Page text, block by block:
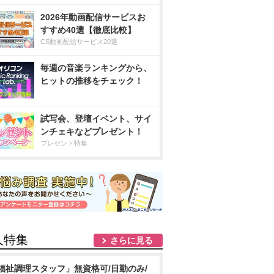
2026年動画配信サービスお
すすめ40選【徹底比較】
CS動画配信サービス20選
毎週の音楽ランキングから、
ヒットの推移をチェック！
試写会、登壇イベント、サイ
ンチェキなどプレゼント！
プレゼント特集
特集 さらに見る
祉調理スタッフ」無資格可/日勤のみ/